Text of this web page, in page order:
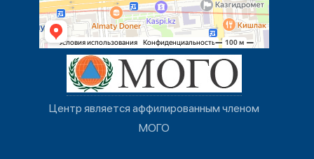
Центр является аффилированным членом
МОГО